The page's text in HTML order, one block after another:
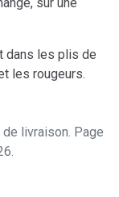
dans les plis de
les rougeurs.
livraison. Page